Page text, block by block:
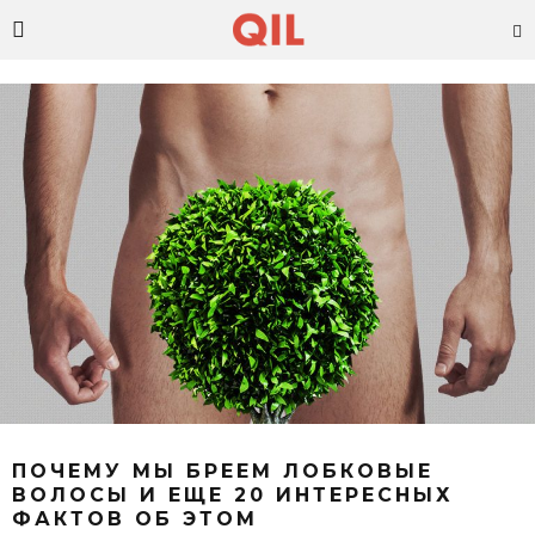
ПОЧЕМУ МЫ БРЕЕМ ЛОБКОВЫЕ
ВОЛОСЫ И ЕЩЕ 20 ИНТЕРЕСНЫХ
ФАКТОВ ОБ ЭТОМ